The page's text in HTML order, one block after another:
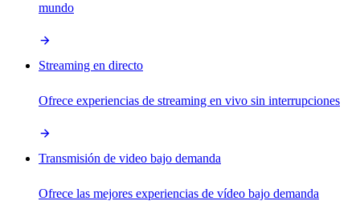
mundo
Streaming en directo
Ofrece experiencias de streaming en vivo sin interrupciones
Transmisión de video bajo demanda
Ofrece las mejores experiencias de vídeo bajo demanda